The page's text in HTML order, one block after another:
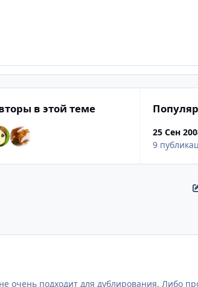
в этой теме
25 Сен
9
очень подходит для дублирования. Либо